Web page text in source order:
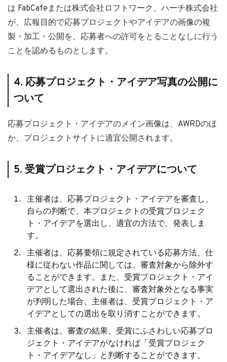
は FabCafeまたは株式会社ロフトワーク、ハーチ株式会社
が、広報⽬的で応募プロジェクトやアイデアの画像の複
製・加⼯・公開を、応募者への許可をとることなしに⾏う
ことを認めるものとします。
4. 応募プロジェクト・アイデア写真の公開に
ついて
応募プロジェクト・アイデアのメイン画像は、AWRDのほ
か、プロジェクトサイトに適宜公開されます。
5. 受賞プロジェクト・アイデアについて
主催者は、応募プロジェクト・アイデアを審査し、
自らの判断で、本プロジェクトの受賞プロジェク
ト・アイデアを選出し、適宜の方法で、発表しま
す。
主催者は、応募要領に規定されている応募方法、仕
様に従わない作品に関しては、審査対象から除外す
ることができます。また、受賞プロジェクト・アイ
デアとして選出された後に、審査対象外となる事実
が判明した場合、主催者は、受賞プロジェクト・ア
イデアとしての選出を取り消すことができます。
主催者は、審査の結果、受賞にふさわしい応募プロ
ジェクト・アイデアがなければ「受賞プロジェク
ト・アイデアなし」と判断することができます。